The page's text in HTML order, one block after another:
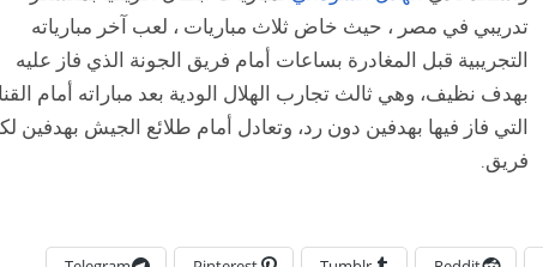
تدريبي في مصر ، حيث خاض ثلاث مباريات ، لعب آخر مبارياته
التجريبية قبل المغادرة بساعات أمام فريق الجونة الذي فاز عليه
بهدف نظيف، وهي ثالث تجارب الهلال الودية بعد مباراته أمام
التي فاز فيها بهدفين دون رد، وتعادل أمام طلائع الجيش بهدفين
فريق.